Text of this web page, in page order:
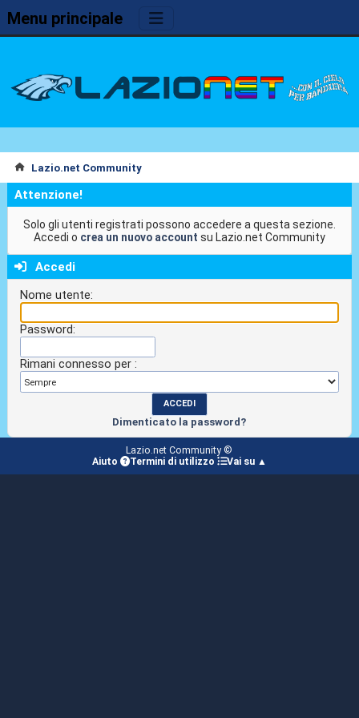
Menu principale
Lazio.net Community
Attenzione!
Solo gli utenti registrati possono accedere a questa sezione.
Accedi o crea un nuovo account su Lazio.net Community
Accedi
Nome utente:
Password:
Rimani connesso per :
Dimenticato la password?
Lazio.net Community ©
Aiuto
Termini di utilizzo Vai su ▲